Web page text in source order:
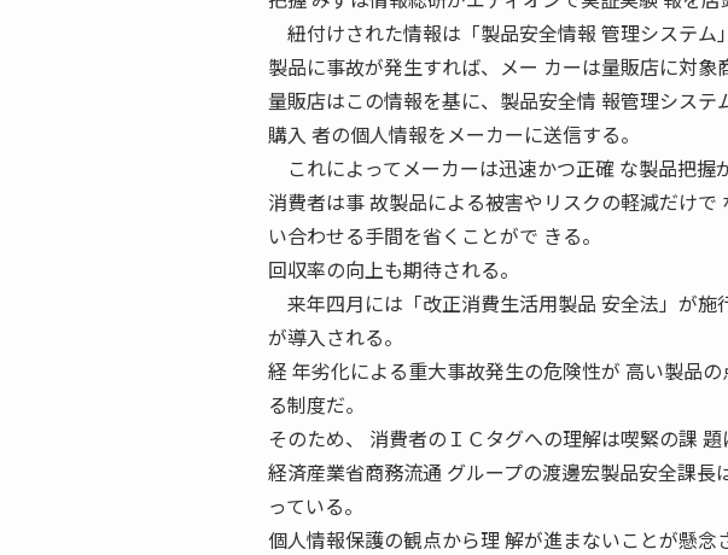
紐付けされた情報は「製品安全情報 管理システム
製品に事故が発生すれば、メー カーは量販店に対象
量販店はこの情報を基に、製品安全情 報管理システ
購入 者の個人情報をメーカーに送信する。
これによってメーカーは迅速かつ正確 な製品把握
消費者は事 故製品による被害やリスクの軽減だけ
い合わせる手間を省くことがで きる。
回収率の向上も期待される。
来年四月には「改正消費生活用製品 安全法」が施
が導入される。
経 年劣化による重大事故発生の危険性が 高い製品
る制度だ。
そのため、 消費者のＩＣタグへの理解は喫緊の課 題
経済産業省商務流通 グループの渡邊宏製品安全課
っている。
個人情報保護の観点から理 解が進まないことが懸念